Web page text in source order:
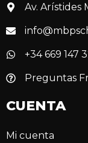
Av. Arístides
+34 669 147
Preguntas
CUENTA
Mi cuenta